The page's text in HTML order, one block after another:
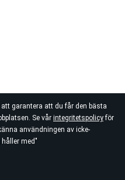
garantera att du får den bästa
Se vår integritetspolicyför
användningen av icke-
med"